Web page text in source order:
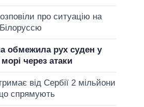
про ситуацію на
обмежила рух суден у
через атаки
від Сербії 2 мільйони
спрямують